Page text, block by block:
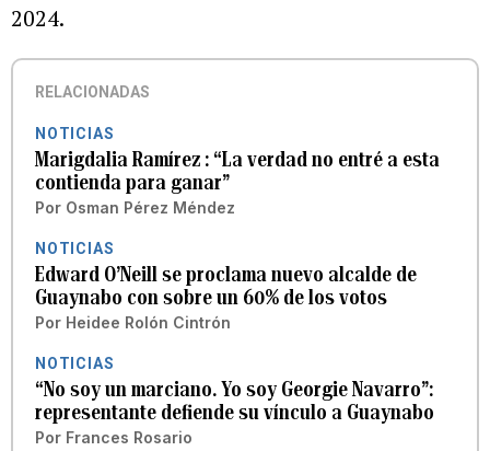
2024.
RELACIONADAS
NOTICIAS
Marigdalia Ramírez : “La verdad no entré a esta
contienda para ganar”
Por Osman Pérez Méndez
NOTICIAS
Edward O’Neill se proclama nuevo alcalde de
Guaynabo con sobre un 60% de los votos
Por Heidee Rolón Cintrón
NOTICIAS
“No soy un marciano. Yo soy Georgie Navarro”:
representante defiende su vínculo a Guaynabo
Por Frances Rosario